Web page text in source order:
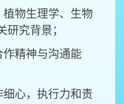
物生理学、生物
研究背景；
精神与沟通能
心，执行力和责